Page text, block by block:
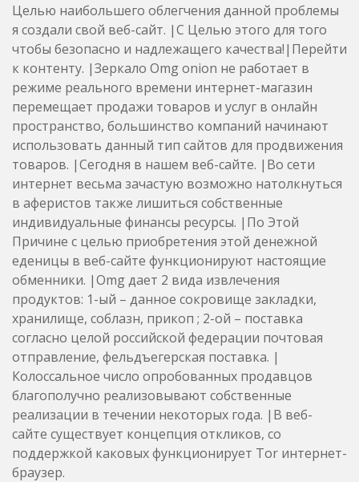
Целью наибольшего облегчения данной проблемы
я создали свой веб-сайт. |С Целью этого для того
чтобы безопасно и надлежащего качества!|Перейти
к контенту. |Зеркало Omg onion не работает в
режиме реального времени интернет-магазин
перемещает продажи товаров и услуг в онлайн
пространство, большинство компаний начинают
использовать данный тип сайтов для продвижения
товаров. |Сегодня в нашем веб-сайте. |Во сети
интернет весьма зачастую возможно натолкнуться
в аферистов также лишиться собственные
индивидуальные финансы ресурсы. |По Этой
Причине с целью приобретения этой денежной
еденицы в веб-сайте функционируют настоящие
обменники. |Omg дает 2 вида извлечения
продуктов: 1-ый – данное сокровище закладки,
хранилище, соблазн, прикоп ; 2-ой – поставка
согласно целой российской федерации почтовая
отправление, фельдъегерская поставка. |
Колоссальное число опробованных продавцов
благополучно реализовывают собственные
реализации в течении некоторых года. |В веб-
сайте существует концепция откликов, со
поддержкой каковых функционирует Tor интернет-
браузер.